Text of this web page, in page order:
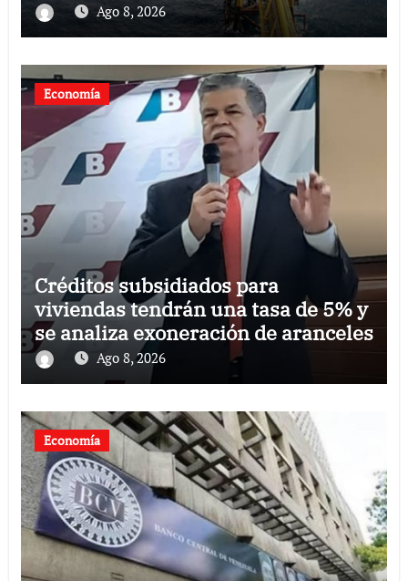
Ago 8, 2026
Economía
Créditos subsidiados para
viviendas tendrán una tasa de 5% y
se analiza exoneración de aranceles
Ago 8, 2026
Economía